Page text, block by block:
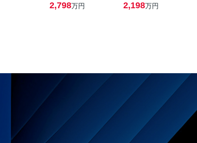
2,798万円 2,198万円